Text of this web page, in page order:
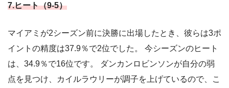
7.ヒート（9-5）
マイアミが2シーズン前に決勝に出場したとき、彼らは3ポ
イントの精度は37.9％で2位でした。 今シーズンのヒート
は、34.9％で16位です。 ダンカンロビンソンが自分の弱
点を見つけ、カイルラウリーが調子を上げているので、こ